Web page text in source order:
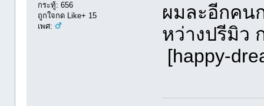
กระทู้: 656
ถูกใจกด Like+ 15
เพศ:
ผมละอีกคน
หว่างปรีมิว
[happy-